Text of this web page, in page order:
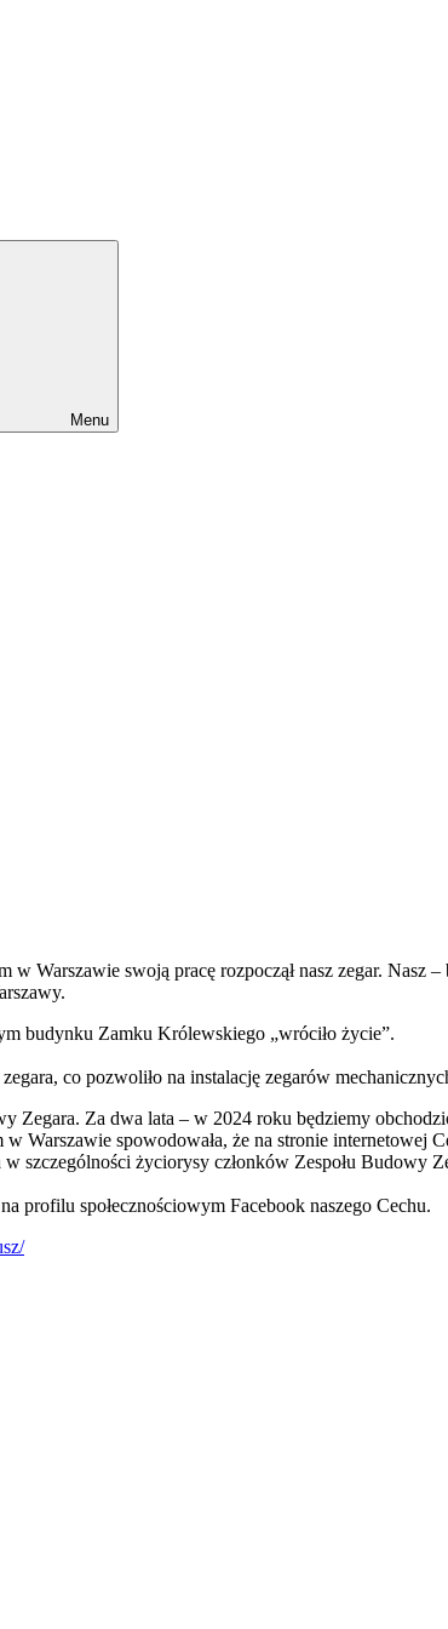
Menu
swoją pracę rozpoczął nasz zegar. Nasz –
budynku Zamku Królewskiego „wróciło życie”.
co pozwoliło na instalację zegarów
Zegara. Za dwa lata – w 2024 roku będziemy
Warszawie spowodowała, że na stronie internetowej
szczególności życiorysy członków Zespołu Budowy
profilu społecznościowym Facebook naszego Cechu.